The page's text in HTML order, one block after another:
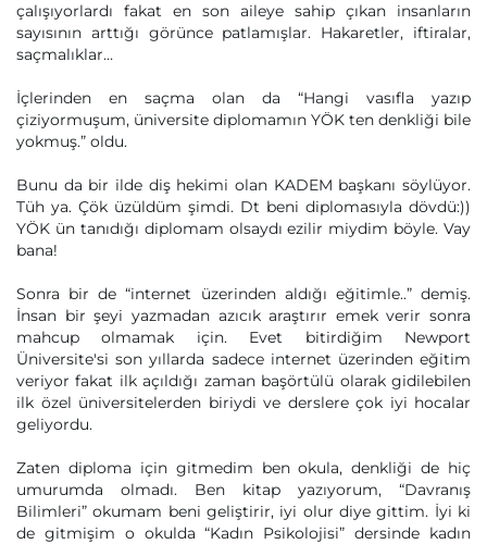
çalışıyorlardı fakat en son aileye sahip çıkan insanların
sayısının arttığı görünce patlamışlar. Hakaretler, iftiralar,
saçmalıklar…
İçlerinden en saçma olan da “Hangi vasıfla yazıp
çiziyormuşum, üniversite diplomamın YÖK ten denkliği bile
yokmuş.” oldu.
Bunu da bir ilde diş hekimi olan KADEM başkanı söylüyor.
Tüh ya. Çök üzüldüm şimdi. Dt beni diplomasıyla dövdü:))
YÖK ün tanıdığı diplomam olsaydı ezilir miydim böyle. Vay
bana!
Sonra bir de “internet üzerinden aldığı eğitimle..” demiş.
İnsan bir şeyi yazmadan azıcık araştırır emek verir sonra
mahcup olmamak için. Evet bitirdiğim Newport
Üniversite'si son yıllarda sadece internet üzerinden eğitim
veriyor fakat ilk açıldığı zaman başörtülü olarak gidilebilen
ilk özel üniversitelerden biriydi ve derslere çok iyi hocalar
geliyordu.
Zaten diploma için gitmedim ben okula, denkliği de hiç
umurumda olmadı. Ben kitap yazıyorum, “Davranış
Bilimleri” okumam beni geliştirir, iyi olur diye gittim. İyi ki
de gitmişim o okulda “Kadın Psikolojisi” dersinde kadın